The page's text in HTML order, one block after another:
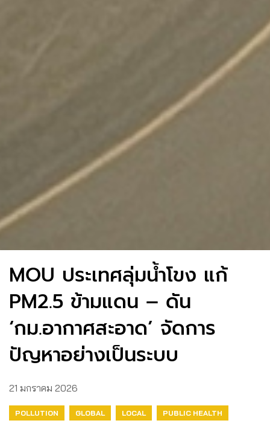
MOU ประเทศลุ่มน้ำโขง แก้
PM2.5 ข้ามแดน – ดัน
‘กม.อากาศสะอาด’ จัดการ
ปัญหาอย่างเป็นระบบ
21 มกราคม 2026
POLLUTION GLOBAL LOCAL PUBLIC HEALTH